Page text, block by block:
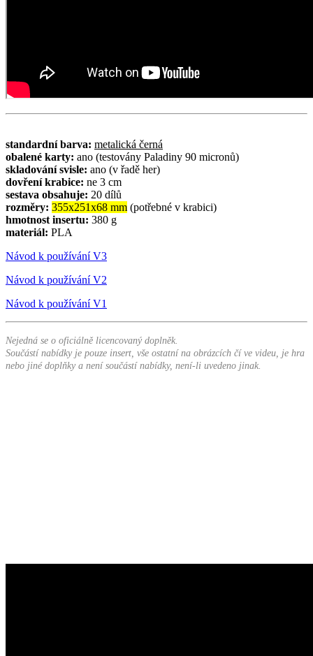
standardní barva: metalická černá
obalené karty: ano (testovány Paladiny 90 micronů)
skladování svisle: ano (v řadě her)
dovření krabice: ne 3 cm
sestava obsahuje: 20 dílů
rozměry: 355x251x68 mm (potřebné v krabici)
hmotnost insertu: 380 g
materiál: PLA
Návod k používání V3
Návod k používání V2
Návod k používání V1
Nejedná se o oficiálně licencovaný doplněk.
Součástí nabídky je pouze insert, vše ostatní na obrázcích čí ve videu, je hra
nebo jiné doplňky a není součástí nabídky, není-li uvedeno jinak.